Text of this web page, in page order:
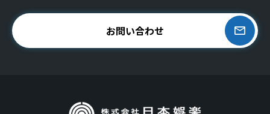
お問い合わせ